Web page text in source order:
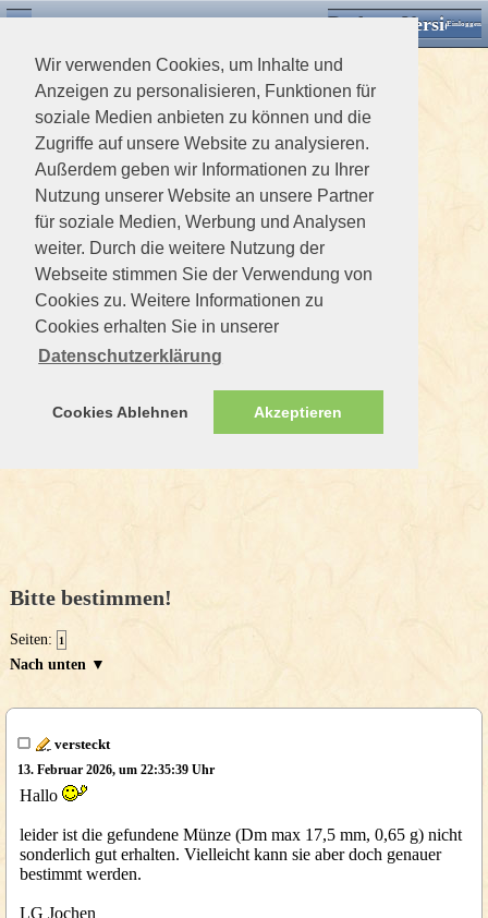
Wir verwenden Cookies, um Inhalte und
Anzeigen zu personalisieren, Funktionen für
soziale Medien anbieten zu können und die
Zugriffe auf unsere Website zu analysieren.
Außerdem geben wir Informationen zu Ihrer
Nutzung unserer Website an unsere Partner
für soziale Medien, Werbung und Analysen
weiter. Durch die weitere Nutzung der
Webseite stimmen Sie der Verwendung von
Cookies zu. Weitere Informationen zu
Cookies erhalten Sie in unserer
Datenschutzerklärung
Cookies Ablehnen Akzeptieren
Desktop VersionEinloggen
Bitte bestimmen!
Seiten: 1
Nach unten ▼
versteckt
13. Februar 2026, um 22:35:39 Uhr
Hallo
leider ist die gefundene Münze (Dm max 17,5 mm, 0,65 g) nicht
sonderlich gut erhalten. Vielleicht kann sie aber doch genauer
bestimmt werden.
LG Jochen